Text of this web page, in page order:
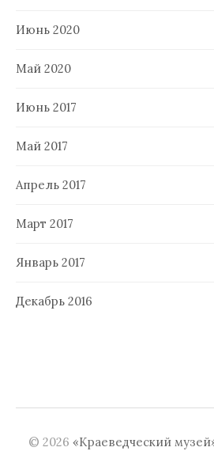
Июнь 2020
Май 2020
Июнь 2017
Май 2017
Апрель 2017
Март 2017
Январь 2017
Декабрь 2016
© 2026 «Краеведческий